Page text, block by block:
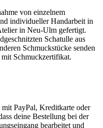
von einzelnem
individueller Handarbeit in
in Neu-Ulm gefertigt.
Schatulle aus
Schmuckstücke senden
Schmuckzertifikat.
PayPal, Kreditkarte oder
deine Bestellung bei der
bearbeitet und